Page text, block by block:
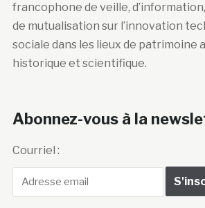
francophone de veille,
de mutualisation sur l’innovation
sociale dans les lieux de patrimoine
historique et scientifique.
Abonnez-vous à la
Courriel :